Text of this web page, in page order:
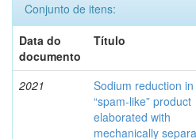
Conjunto de itens:
Data do
documento
Título
2021
Sodium reduction in
“spam-like” product
elaborated with
mechanically